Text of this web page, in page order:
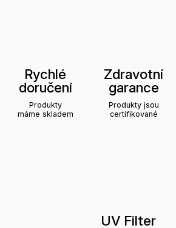
Rychlé
doručení
Produkty
máme skladem
Zdravotní
garance
Produkty jsou
certifikované
UV Filter